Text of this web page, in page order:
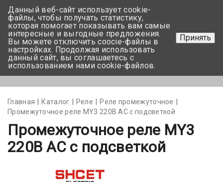
+375 17-350-99-56
+375 44-752-82-08
Задать вопрос
Главная Каталог Реле
Реле промежуточное
Промежуточное реле MY3 220В АС с подсветкой
Промежуточное реле MY3
220В АС с подсветкой
Данный веб-сайт использует cookie-
файлы, чтобы получать статистику,
которая помогает показывать вам самые
интересные и выгодные предложения.
Вы можете отключить coocie-файлы в
настройках. Продолжая использовать
данный сайт, вы соглашаетесь с
использованием нами cookie-файлов.
Принять